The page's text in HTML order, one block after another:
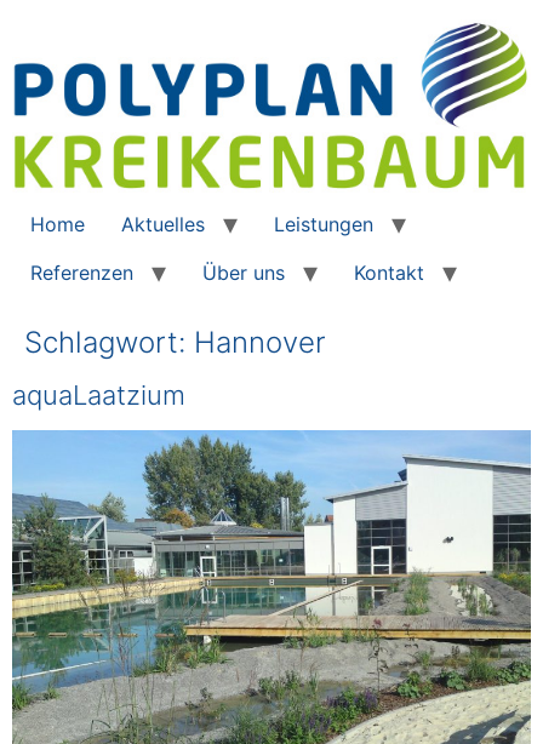
Home Aktuelles
Leistungen
Referenzen
Über uns Kontakt
Schlagwort: Hannover
aquaLaatzium